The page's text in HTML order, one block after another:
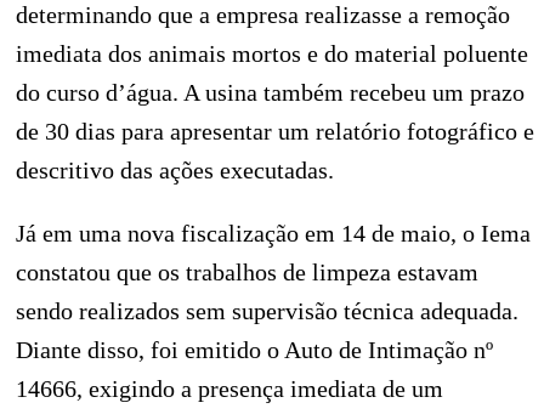
determinando que a empresa realizasse a remoção
imediata dos animais mortos e do material poluente
do curso d’água. A usina também recebeu um prazo
de 30 dias para apresentar um relatório fotográfico e
descritivo das ações executadas.
Já em uma nova fiscalização em 14 de maio, o Iema
constatou que os trabalhos de limpeza estavam
sendo realizados sem supervisão técnica adequada.
Diante disso, foi emitido o Auto de Intimação nº
14666, exigindo a presença imediata de um